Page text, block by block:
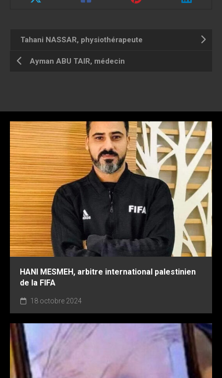
Tahani NASSAR, physiothérapeute
Ayman ABU TAIR, médecin
HANI MESMEH, arbitre international palestinien
de la FIFA
18 octobre 2024